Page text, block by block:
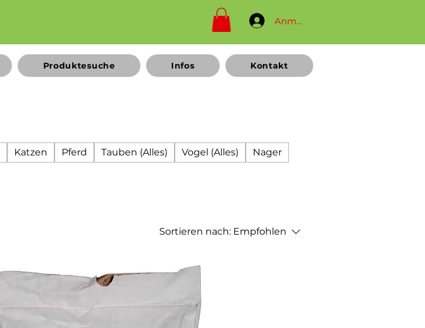
Anmelden
Produktesuche Infos Kontakt
Katzen Pferd Tauben (Alles) Vogel (Alles)
Nager
Sortieren nach: Empfohlen